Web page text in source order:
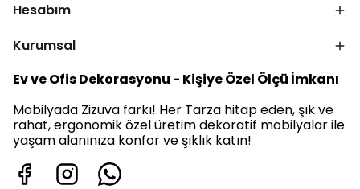
Hesabım
Kurumsal
Ev ve Ofis Dekorasyonu - Kişiye Özel Ölçü İmkanı
Mobilyada Zizuva farkı! Her Tarza hitap eden, şık ve
rahat, ergonomik özel üretim dekoratif mobilyalar ile
yaşam alanınıza konfor ve şıklık katın!